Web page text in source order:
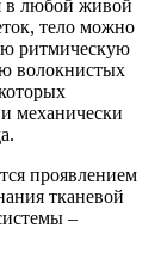
в любой живой
тело можно
ритмическую
волокнистых
механически
проявлением
тканевой
–